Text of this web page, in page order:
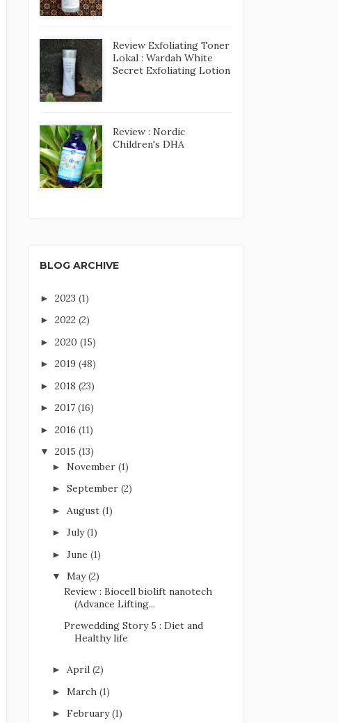
Review Exfoliating Toner
Lokal : Wardah White
Secret Exfoliating Lotion
Review : Nordic
Children's DHA
BLOG ARCHIVE
►2023(1)
►2022(2)
►2020(15)
►2019(48)
►2018(23)
►2017(16)
►2016(11)
▼2015(13)
►November(1)
►September(2)
► August(1)
►July(1)
►June(1)
▼May(2)
Review : Biocell biolift nanotech
(Advance Lifting...
Prewedding Story 5 : Diet and
Healthy life
►April(2)
► March(1)
►February(1)